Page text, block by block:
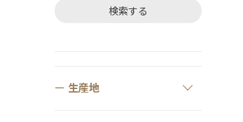
検索する
生産地